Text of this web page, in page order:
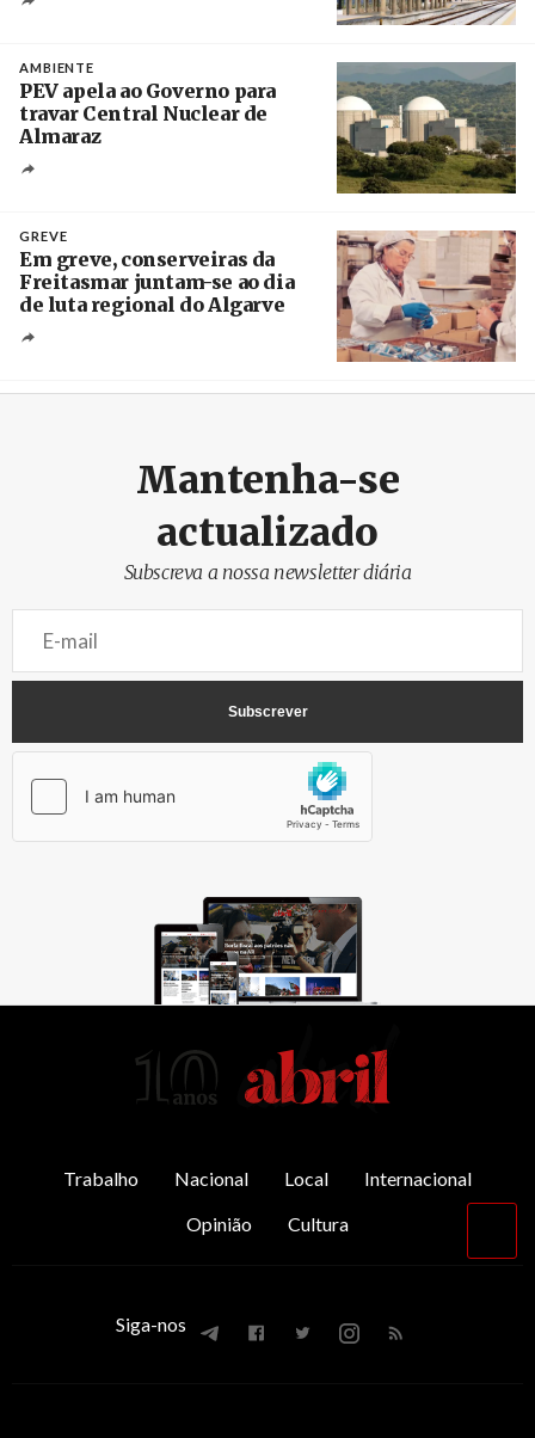
AMBIENTE
PEV apela ao Governo para
travar Central Nuclear de
Almaraz
GREVE
Em greve, conserveiras da
Freitasmar juntam-se ao dia
de luta regional do Algarve
Mantenha-se
actualizado
Subscreva a nossa newsletter diária
Trabalho Nacional Local
Internacional
Opinião
Cultura
Siga-nos